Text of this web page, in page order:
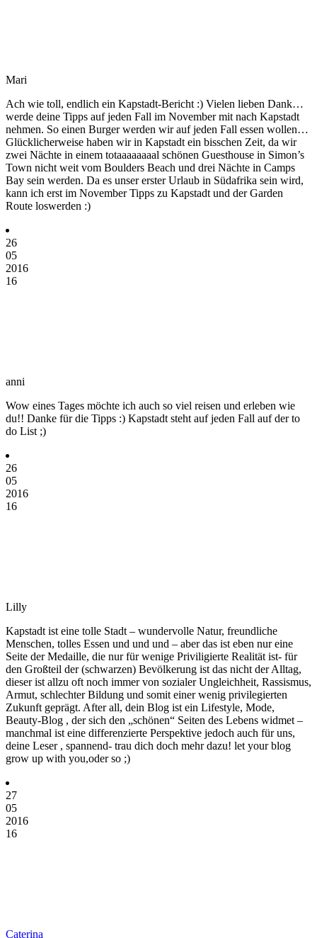
Mari
Ach wie toll, endlich ein Kapstadt-Bericht :) Vielen lieben Dank…
werde deine Tipps auf jeden Fall im November mit nach Kapstadt
nehmen. So einen Burger werden wir auf jeden Fall essen wollen…
Glücklicherweise haben wir in Kapstadt ein bisschen Zeit, da wir
zwei Nächte in einem totaaaaaaaal schönen Guesthouse in Simon’s
Town nicht weit vom Boulders Beach und drei Nächte in Camps
Bay sein werden. Da es unser erster Urlaub in Südafrika sein wird,
kann ich erst im November Tipps zu Kapstadt und der Garden
Route loswerden :)
26
05
2016
16
anni
Wow eines Tages möchte ich auch so viel reisen und erleben wie
du!! Danke für die Tipps :) Kapstadt steht auf jeden Fall auf der to
do List ;)
26
05
2016
16
Lilly
Kapstadt ist eine tolle Stadt – wundervolle Natur, freundliche
Menschen, tolles Essen und und und – aber das ist eben nur eine
Seite der Medaille, die nur für wenige Priviligierte Realität ist- für
den Großteil der (schwarzen) Bevölkerung ist das nicht der Alltag,
dieser ist allzu oft noch immer von sozialer Ungleichheit, Rassismus,
Armut, schlechter Bildung und somit einer wenig privilegierten
Zukunft geprägt. After all, dein Blog ist ein Lifestyle, Mode,
Beauty-Blog , der sich den „schönen“ Seiten des Lebens widmet –
manchmal ist eine differenzierte Perspektive jedoch auch für uns,
deine Leser , spannend- trau dich doch mehr dazu! let your blog
grow up with you,oder so ;)
27
05
2016
16
Caterina